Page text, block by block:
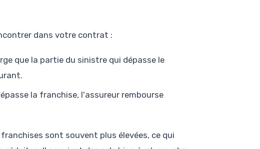
dans votre contrat :
que la partie du sinistre qui dépasse le
la franchise, l'assureur rembourse
franchises sont souvent plus élevées, ce qui